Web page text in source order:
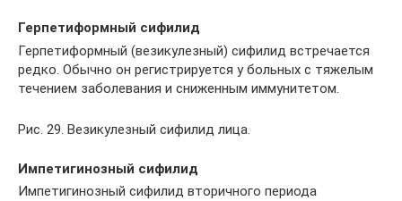
Герпетиформный сифилид
Герпетиформный (везикулезный) сифилид встречается
редко. Обычно он регистрируется у больных с тяжелым
течением заболевания и сниженным иммунитетом.
Рис. 29. Везикулезный сифилид лица.
Импетигинозный сифилид
Импетигинозный сифилид вторичного периода